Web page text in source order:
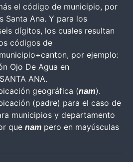
el código de municipio, por
Santa Ana. Y para los
dígitos, los cuales resultan
códigos de
por ejemplo:
Ojo De Agua en
ANA.
geográfica (nam).
(padre) para el caso de
municipios y departamento
que nam pero en mayúsculas